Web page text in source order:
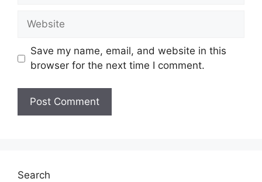
Website
Save my name, email, and website in this
browser for the next time I comment.
Search